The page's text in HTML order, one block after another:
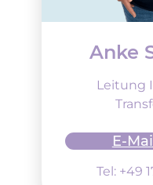
Anke
Leitung
E-
Tel: +49